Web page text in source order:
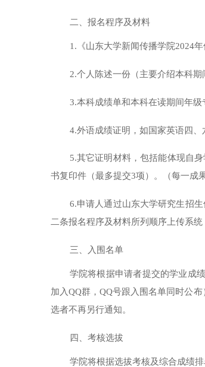
二、报名程序及材料
1.《山东大学新闻传播学院2024年
2.个人陈述一份（主要介绍本科期
3.本科成绩单和本科在读期间年
4.外语成绩证明，如国家英语四、
5.其它证明材料，包括能体现自
书复印件（最多提交3项）。（每一成
6.申请人通过山东大学研究生招
二条报名程序及材料所列顺序上传系统
三、入围名单
学院将根据申请者提交的学业成
加入QQ群，QQ号跟入围名单同时公
选者不再另行通知。
四、考核选拔
学院将根据选拔考核及综合成绩